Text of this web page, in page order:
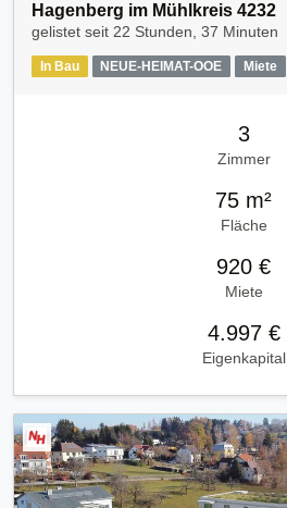
Hagenberg im Mühlkreis 4232
gelistet seit 22 Stunden, 37 Minuten
In Bau NEUE-HEIMAT-OOE Miete
3
Zimmer
75 m²
Fläche
920 €
Miete
4.997 €
Eigenkapital